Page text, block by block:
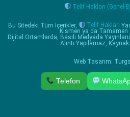
Telif Hakları (Genel
Bu Sitedeki Tüm İçerikler, Telif Hakları
Kısmen ya da Tamamen
Dijital Ortamlarda, Basılı Medyada
Alıntı Yapılamaz,
Web Tasarım:
Telefon